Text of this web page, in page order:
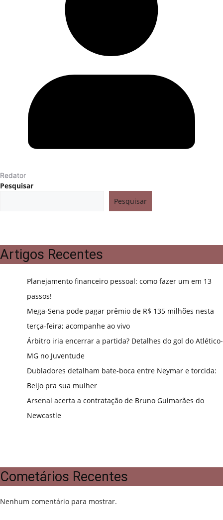
Redator
Pesquisar
Pesquisar
Artigos Recentes
Planejamento financeiro pessoal: como fazer um em 13
passos!
Mega-Sena pode pagar prêmio de R$ 135 milhões nesta
terça-feira; acompanhe ao vivo
Árbitro iria encerrar a partida? Detalhes do gol do Atlético-
MG no Juventude
Dubladores detalham bate-boca entre Neymar e torcida:
Beijo pra sua mulher
Arsenal acerta a contratação de Bruno Guimarães do
Newcastle
Cometários Recentes
Nenhum comentário para mostrar.